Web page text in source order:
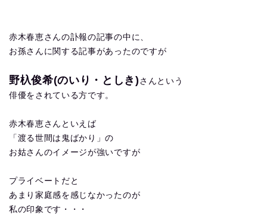
赤木春恵さんの訃報の記事の中に、
お孫さんに関する記事があったのですが
野杁俊希(のいり・としき) さんという
俳優をされている方です。
赤木春恵さんといえば
「渡る世間は鬼ばかり」の
お姑さんのイメージが強いですが
プライベートだと
あまり家庭感を感じなかったのが
私の印象です・・・